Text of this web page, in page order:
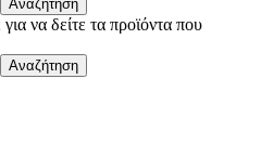
Αναζήτηση
να δείτε τα προϊόντα που
Αναζήτηση